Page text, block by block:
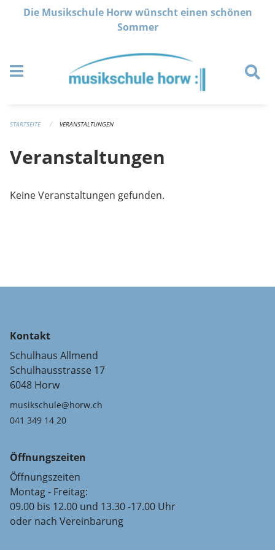
Navigation überspringen
Die Musikschule Horw wünscht einen schönen
Sommer
STARTSEITE VERANSTALTUNGEN
Veranstaltungen
Keine Veranstaltungen gefunden.
Kontakt
Schulhaus Allmend
Schulhausstrasse 17
6048 Horw
musikschule@horw.ch
041 349 14 20
Öffnungszeiten
Öffnungszeiten
Montag - Freitag:
09.00 bis 12.00 und 13.30 -17.00 Uhr
oder nach Vereinbarung